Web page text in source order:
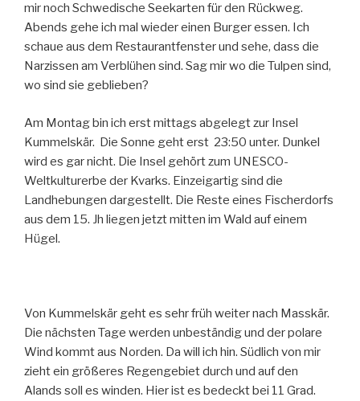
mir noch Schwedische Seekarten für den Rückweg.
Abends gehe ich mal wieder einen Burger essen. Ich
schaue aus dem Restaurantfenster und sehe, dass die
Narzissen am Verblühen sind. Sag mir wo die Tulpen sind,
wo sind sie geblieben?
Am Montag bin ich erst mittags abgelegt zur Insel
Kummelskär. Die Sonne geht erst 23:50 unter. Dunkel
wird es gar nicht. Die Insel gehört zum UNESCO-
Weltkulturerbe der Kvarks. Einzeigartig sind die
Landhebungen dargestellt. Die Reste eines Fischerdorfs
aus dem 15. Jh liegen jetzt mitten im Wald auf einem
Hügel.
Von Kummelskär geht es sehr früh weiter nach Masskär.
Die nächsten Tage werden unbeständig und der polare
Wind kommt aus Norden. Da will ich hin. Südlich von mir
zieht ein größeres Regengebiet durch und auf den
Alands soll es winden. Hier ist es bedeckt bei 11 Grad.